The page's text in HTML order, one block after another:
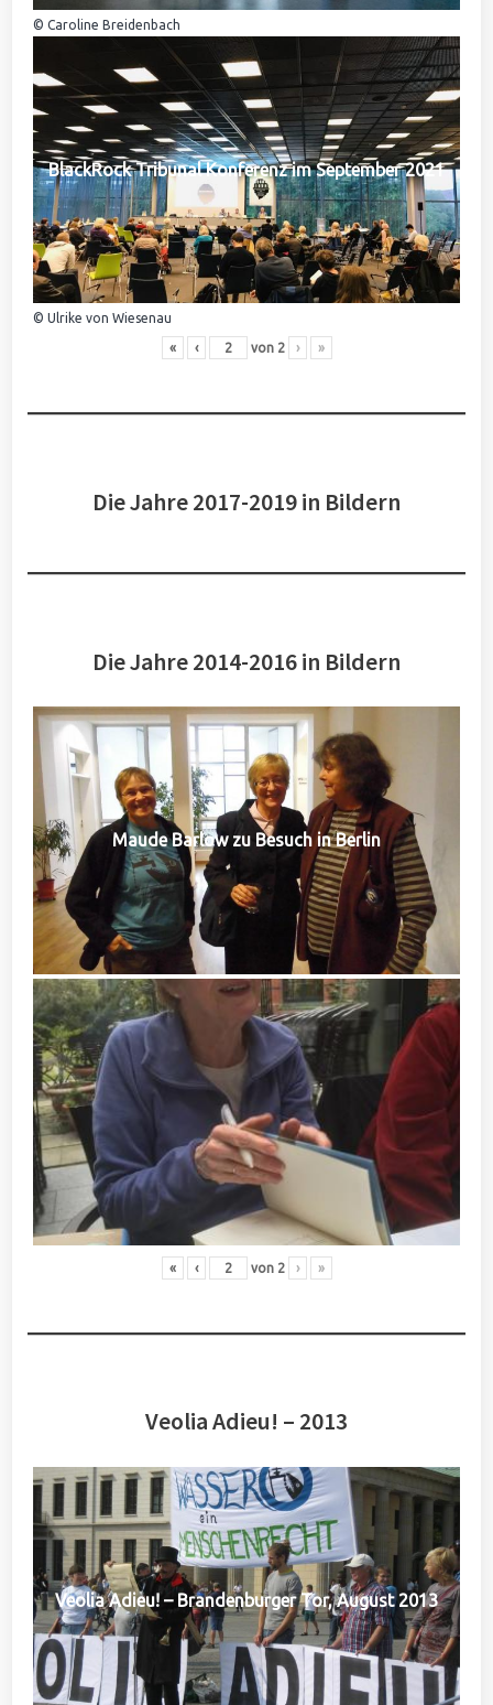
© Caroline Breidenbach
BlackRock Tribunal Konferenz im September 2021
© Ulrike von Wiesenau
« ‹ von 2 › »
Die Jahre 2017-2019 in Bildern
Die Jahre 2014-2016 in Bildern
Maude Barlow zu Besuch in Berlin
« ‹ von 2 › »
Veolia Adieu! – 2013
Veolia Adieu! – Brandenburger Tor, August 2013